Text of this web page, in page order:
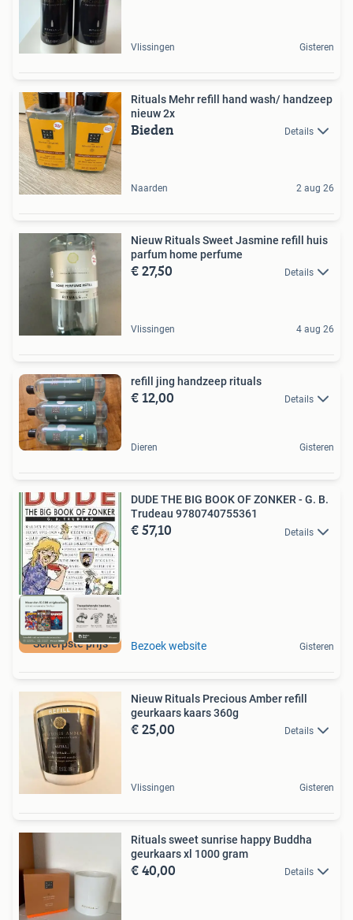
Vlissingen Gisteren
Rituals Mehr refill hand wash/ handzeep
nieuw 2x
Bieden Details
Naarden 2 aug 26
Nieuw Rituals Sweet Jasmine refill huis
parfum home perfume
€ 27,50 Details
Vlissingen 4 aug 26
refill jing handzeep rituals
€ 12,00 Details
Dieren Gisteren
Scherpste prijs
DUDE THE BIG BOOK OF ZONKER - G. B.
Trudeau 9780740755361
€ 57,10 Details
Bezoek website Gisteren
Nieuw Rituals Precious Amber refill
geurkaars kaars 360g
€ 25,00 Details
Vlissingen Gisteren
Rituals sweet sunrise happy Buddha
geurkaars xl 1000 gram
€ 40,00 Details